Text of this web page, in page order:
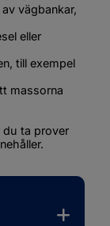
vägbankar,
eller
till exempel
massorna
du ta prover